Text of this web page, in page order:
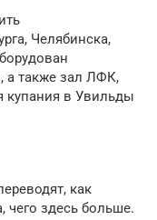
Челябинска,
а также зал ЛФК,
купания в Увильды
как
чего здесь больше.